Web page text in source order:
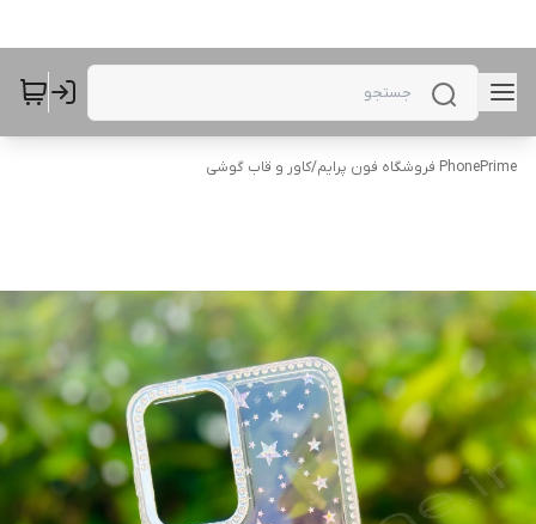
PhonePrime فروشگاه فون پرایم /کاور و قاب گوشی